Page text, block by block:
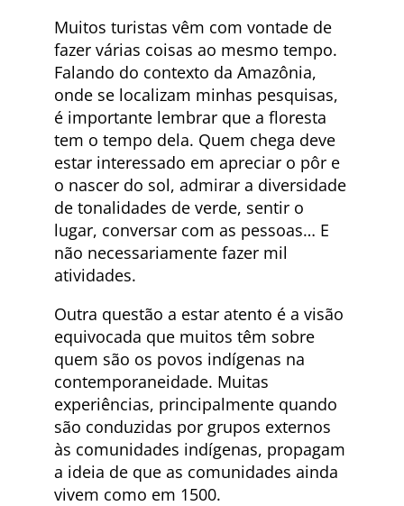
Muitos turistas vêm com vontade de
fazer várias coisas ao mesmo tempo.
Falando do contexto da Amazônia,
onde se localizam minhas pesquisas,
é importante lembrar que a floresta
tem o tempo dela. Quem chega deve
estar interessado em apreciar o pôr e
o nascer do sol, admirar a diversidade
de tonalidades de verde, sentir o
lugar, conversar com as pessoas… E
não necessariamente fazer mil
atividades.
Outra questão a estar atento é a visão
equivocada que muitos têm sobre
quem são os povos indígenas na
contemporaneidade. Muitas
experiências, principalmente quando
são conduzidas por grupos externos
às comunidades indígenas, propagam
a ideia de que as comunidades ainda
vivem como em 1500.